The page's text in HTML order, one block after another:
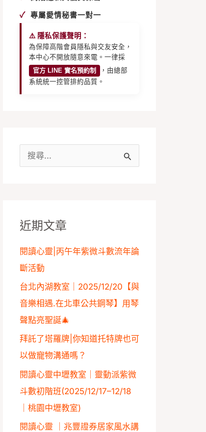
✓ 專屬愛情秘書一對一
⚠️ 隱私保護聲明：
為保障高階會員隱私與交友安全，
本中心不開放隨意來電。一律採
官方 LINE 實名預約制
，由總部
系統統一控管排約品質。
字
近期文章
閱讀心靈|丙午年紫微斗數流年論
斷活動
台北內湖教室｜2025/12/20【與
音樂相遇.在北車公共鋼琴】用琴
聲點亮聖誕🎄
拜託了塔羅牌|你知道托特牌也可
以做寵物溝通嗎？
閱讀心靈中壢教室｜靈動派紫微
斗數初階班(2025/12/17–12/18
｜桃園中壢教室)
閱讀心靈 ｜兆豐證券居家風水講